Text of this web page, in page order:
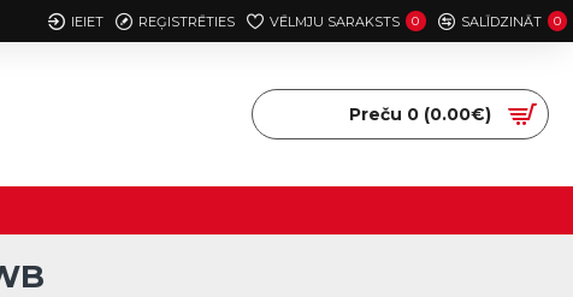
IEIET REĢISTRĒTIES VĒLMJU SARAKSTS 0 SALĪDZINĀT 0
Preču 0 (0.00€)